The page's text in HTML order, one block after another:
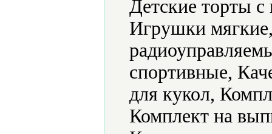
Детские торты
Игрушки
спортивные,
для кукол,
Комплект на